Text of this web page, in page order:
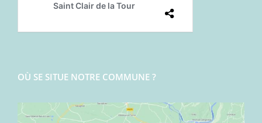
OÙ SE SITUE NOTRE COMMUNE ?